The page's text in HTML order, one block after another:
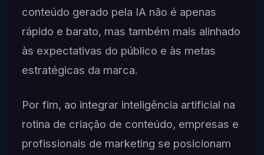
conteúdo gerado pela IA não é apenas
rápido e barato, mas também mais alinhado
às expectativas do público e às metas
estratégicas da marca.
Por fim, ao integrar inteligência artificial na
rotina de criação de conteúdo, empresas e
profissionais de marketing se posicionam